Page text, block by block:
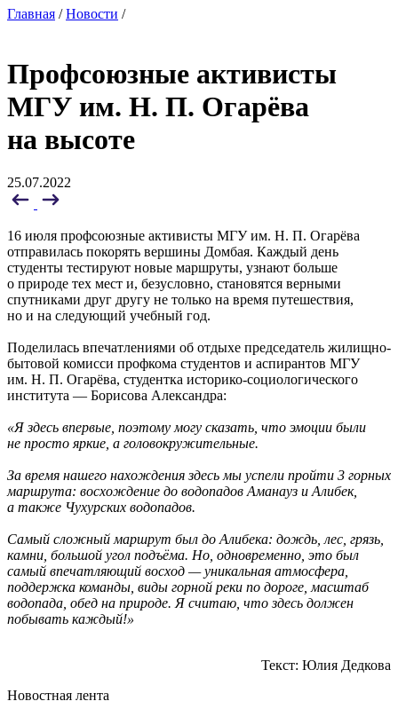
Главная /Новости /
Профсоюзные активисты
МГУ им. Н. П. Огарёва
на высоте
25.07.2022
16 июля профсоюзные активисты МГУ им. Н. П. Огарёва
отправилась покорять вершины Домбая. Каждый день
студенты тестируют новые маршруты, узнают больше
о природе тех мест и, безусловно, становятся верными
спутниками друг другу не только на время путешествия,
но и на следующий учебный год.
Поделилась впечатлениями об отдыхе председатель жилищно-
бытовой комисси профкома студентов и аспирантов МГУ
им. Н. П. Огарёва, студентка историко-социологического
института — Борисова Александра:
«Я здесь впервые, поэтому могу сказать, что эмоции были
не просто яркие, а головокружительные.
За время нашего нахождения здесь мы успели пройти 3 горных
маршрута: восхождение до водопадов Аманауз и Алибек,
а также Чухурских водопадов.
Самый сложный маршрут был до Алибека: дождь, лес, грязь,
камни, большой угол подъёма. Но, одновременно, это был
самый впечатляющий восход — уникальная атмосфера,
поддержка команды, виды горной реки по дороге, масштаб
водопада, обед на природе. Я считаю, что здесь должен
побывать каждый!»
Текст: Юлия Дедкова
Новостная лента